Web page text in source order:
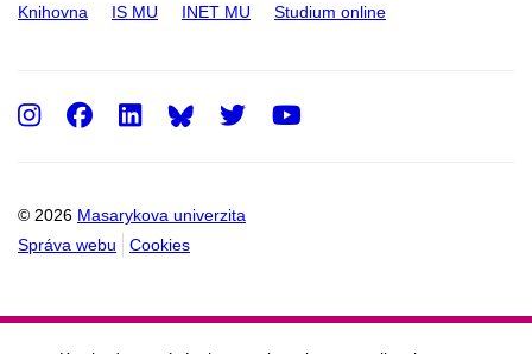
Knihovna IS MU INET MU Studium online
© 2026 Masarykova univerzita
Správa webu
Cookies
Instagram
Facebook
LinkedInTwitter